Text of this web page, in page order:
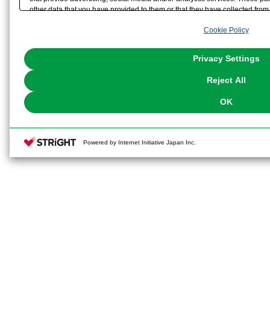
other data that you have provided to them or that they have collected
the use of all Cookies except for Strictly Necessary Cookies, please
You can change your consent or rejection settings at any time via
Cookie Policy
Privacy Settings
Reject All
OK
Powered by Internet Initiative Japan Inc.